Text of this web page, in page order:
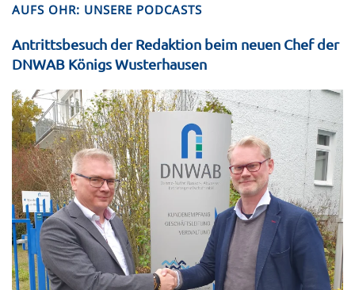
AUFS OHR: UNSERE PODCASTS
Antrittsbesuch der Redaktion beim neuen Chef der
DNWAB Königs Wusterhausen